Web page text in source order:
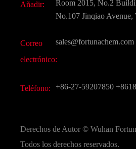
Sabores y fragancias
CAS químico
Todos los productos químicos finos
Preguntas frecuentes (FAQ)
Añadir:
Room 2015, No.2
No.107 Jinqiao Avenue,
Correo
electrónico:
sales@fortunachem.com
Teléfono: +86-27-59207850
Derechos de Autor © Wuhan
Todos los derechos reservados.